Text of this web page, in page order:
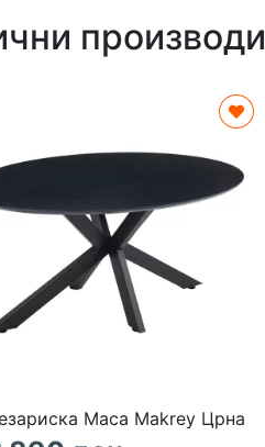
производи
Маса Makrey Црна